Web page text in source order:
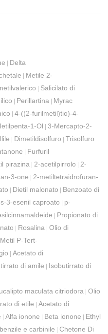
| Delta
| Metile 2-
| Salicilato di
| Perillartina | Myrac
| 4-((2-furilmetil)tio)-4-
1-Ol | 3-Mercapto-2-
| Dimetildisolfuro | Trisolfuro
| Furfuril
pirazina | 2-acetilpirrolo | 2-
3-one | 2-metiltetraidrofuran-
| Dietil malonato | Benzoato di
3-esenil caproato | p-
| Propionato di
| Rosalina | Olio di
Metil P-Tert-
| Acetato di
di amile | Isobutirrato di
maculata citriodora | Olio
di etile | Acetato di
| Alfa ionone | Beta ionone | Ethyl
e carbinile | Chetone Di